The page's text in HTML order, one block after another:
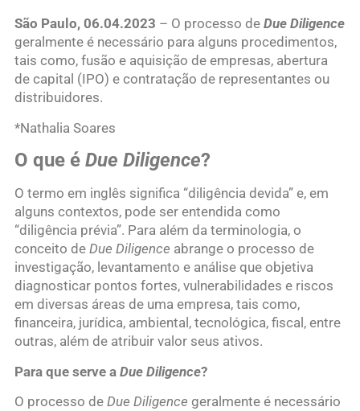
São Paulo, 06.04.2023 – O processo de Due Diligence
geralmente é necessário para alguns procedimentos,
tais como, fusão e aquisição de empresas, abertura
de capital (IPO) e contratação de representantes ou
distribuidores.
*Nathalia Soares
O que é Due Diligence?
O termo em inglês significa “diligência devida” e, em
alguns contextos, pode ser entendida como
“diligência prévia”. Para além da terminologia, o
conceito de Due Diligence abrange o processo de
investigação, levantamento e análise que objetiva
diagnosticar pontos fortes, vulnerabilidades e riscos
em diversas áreas de uma empresa, tais como,
financeira, jurídica, ambiental, tecnológica, fiscal, entre
outras, além de atribuir valor seus ativos.
Para que serve a Due Diligence?
O processo de Due Diligence geralmente é necessário